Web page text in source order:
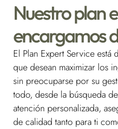
Nuestro plan
encargamos
El Plan Expert Service
que desean maximizar los
sin preocuparse por su
todo, desde la búsqueda
atención personalizada,
de calidad tanto para ti